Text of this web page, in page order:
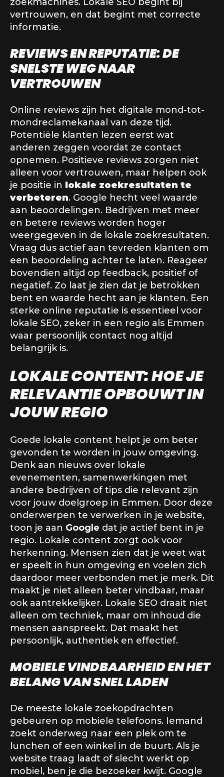
vertrouwen, en dat begint met correcte
informatie.
REVIEWS EN REPUTATIE: DE
SNELSTE WEG NAAR
VERTROUWEN
Online reviews zijn het digitale mond-tot-
mondreclamekanaal van deze tijd.
Potentiële klanten lezen eerst wat
anderen zeggen voordat ze contact
opnemen. Positieve reviews zorgen niet
alleen voor vertrouwen, maar helpen ook
je positie in lokale zoekresultaten te
verbeteren. Google hecht veel waarde
aan beoordelingen. Bedrijven met meer
en betere reviews worden hoger
weergegeven in de lokale zoekresultaten.
Vraag dus actief aan tevreden klanten om
een beoordeling achter te laten. Reageer
bovendien altijd op feedback, positief of
negatief. Zo laat je zien dat je betrokken
bent en waarde hecht aan je klanten. Een
sterke online reputatie is essentieel voor
lokale SEO, zeker in een regio als Emmen
waar persoonlijk contact nog altijd
belangrijk is.
LOKALE CONTENT: HOE JE
RELEVANTIE OPBOUWT IN
JOUW REGIO
Goede lokale content helpt je om beter
gevonden te worden in jouw omgeving.
Denk aan nieuws over lokale
evenementen, samenwerkingen met
andere bedrijven of tips die relevant zijn
voor jouw doelgroep in Emmen. Door deze
onderwerpen te verwerken in je website,
toon je aan Google dat je actief bent in je
regio. Lokale content zorgt ook voor
herkenning. Mensen zien dat je weet wat
er speelt in hun omgeving en voelen zich
daardoor meer verbonden met je merk. Dit
maakt je niet alleen beter vindbaar, maar
ook aantrekkelijker. Lokale SEO draait niet
alleen om techniek, maar om inhoud die
mensen aanspreekt. Dat maakt het
persoonlijk, authentiek en effectief.
MOBIELE VINDBAARHEID EN HET
BELANG VAN SNEL LADEN
De meeste lokale zoekopdrachten
gebeuren op mobiele telefoons. Iemand
zoekt onderweg naar een plek om te
lunchen of een winkel in de buurt. Als je
website traag laadt of slecht werkt op
mobiel, ben je die bezoeker kwijt. Google